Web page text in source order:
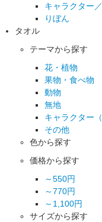
キャラクター
りぼん
タオル
テーマから探す
花・植物
果物・食べ物
動物
無地
キャラクター
その他
色から探す
価格から探す
～550円
～770円
～1,100円
サイズから探す